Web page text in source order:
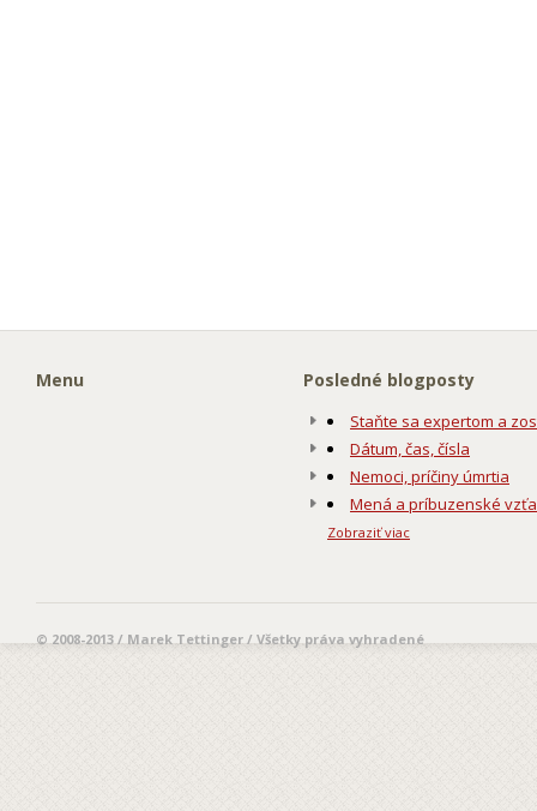
Menu Posledné blogposty
Staňte sa expertom a
Dátum, čas, čísla
Nemoci, príčiny úmrtia
Mená a príbuzenské
Zobraziť viac
© 2008-2013 / Marek Tettinger / Všetky práva vyhradené